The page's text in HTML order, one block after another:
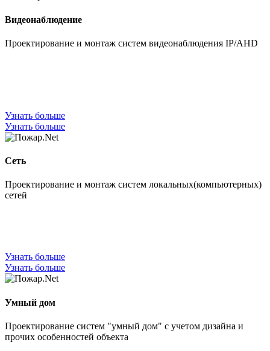
Видеонаблюдение
Проектирование и монтаж систем видеонаблюдения IP/AHD
Узнать больше
Узнать больше
Сеть
Проектирование и монтаж систем локальных(компьютерных)
сетей
Узнать больше
Узнать больше
Умный дом
Проектирование систем "умный дом" с учетом дизайна и
прочих особенностей объекта